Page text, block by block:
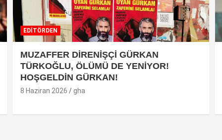
EDİTÖRDEN
MUZAFFER DİRENİŞÇİ GÜRKAN
TÜRKOĞLU, ÖLÜMÜ DE YENİYOR!
HOŞGELDİN GÜRKAN!
8 Haziran 2026 gha